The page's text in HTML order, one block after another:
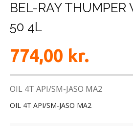
BEL-RAY THUMPER
50 4L
774,00 kr.
OIL 4T API/SM-JASO MA2
OIL 4T API/SM-JASO MA2